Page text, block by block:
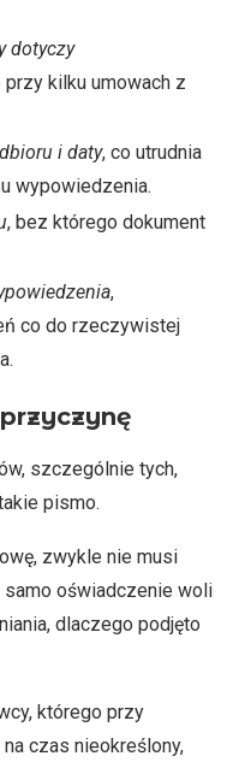
dotyczy
kilku umowach z
i daty, co utrudnia
wypowiedzenia.
, bez którego dokument
,
co do rzeczywistej
szczególnie tych,
pismo.
zwykle nie musi
oświadczenie woli
dlaczego podjęto
którego przy
czas nieokreślony,